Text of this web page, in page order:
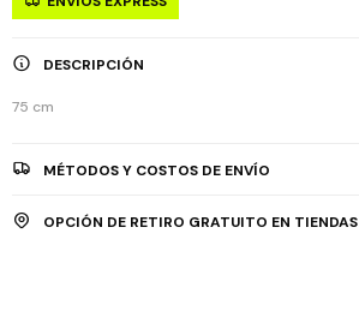
DESCRIPCIÓN
75 cm
MÉTODOS Y COSTOS DE ENVÍO
OPCIÓN DE RETIRO GRATUITO EN TIENDAS